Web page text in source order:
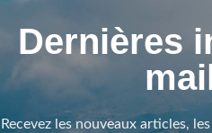
Dernières
Recevez les nouveaux articles,